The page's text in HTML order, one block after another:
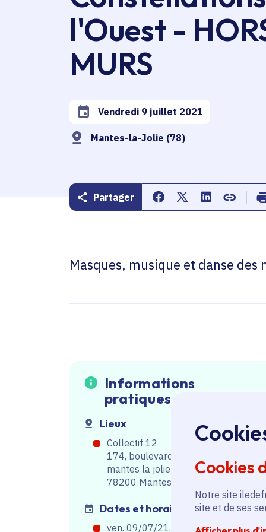
Cookies
Notre site
site et de ses
l'Ouest -
MURS
Date de l'arrêté
Vendredi 9 juillet 2021
Mantes-la-Jolie (78)
Partager Partager sur Facebook
Partager sur
Partager sur
Copier
Masques, musique et danse des
Informations
pratiques
Lieux
Collectif 12
174, boulevard du maréchal juin,
mantes la jolie
78200 Mantes-la-Jolie
Dates et horaires
ven. 09/07/21, de 19h00à20h10